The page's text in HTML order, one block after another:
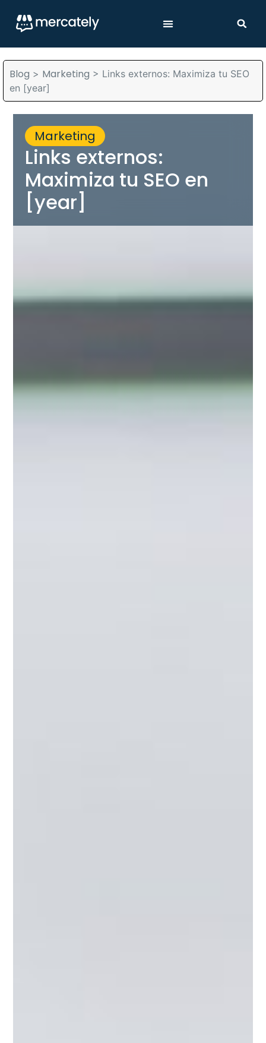
Blog > Marketing > Links externos: Maximiza tu SEO
en [year]
Marketing
Links externos:
Maximiza tu SEO en
[year]